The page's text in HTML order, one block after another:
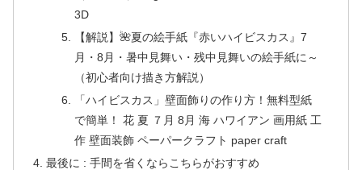
3D
【解説】🌺夏の絵手紙『赤いハイビスカス』7
月・8月・暑中見舞い・残中見舞いの絵手紙に～
（初心者向け描き方解説）
「ハイビスカス」壁面飾りの作り方！無料型紙
で簡単！ 花 夏 ７月 8月 海 ハワイアン 画用紙 工
作 壁面装飾 ペーパークラフト paper craft
最後に : 手間を省くならこちらがおすすめ